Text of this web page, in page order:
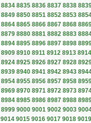
8834 8835 8836 8837 8838
8849 8850 8851 8852 8853
8864 8865 8866 8867 8868
8879 8880 8881 8882 8883
8894 8895 8896 8897 8898
8909 8910 8911 8912 8913 8914
8924 8925 8926 8927 8928
8939 8940 8941 8942 8943
8954 8955 8956 8957 8958
8969 8970 8971 8972 8973
8984 8985 8986 8987 8988
8999 9000 9001 9002 9003
9014 9015 9016 9017 9018 9019